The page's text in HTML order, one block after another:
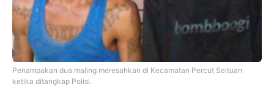
Penampakan dua maling meresahkan di Kecamatan Percut Seituan
ketika ditangkap Polisi.